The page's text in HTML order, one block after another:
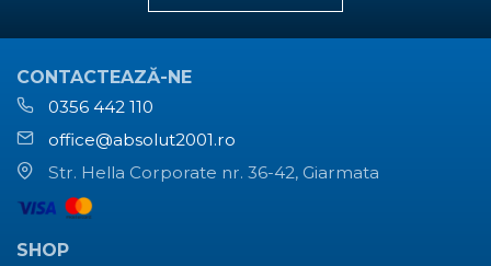
CONTACTEAZĂ-NE
0356 442 110
office@absolut2001.ro
Str. Hella Corporate nr. 36-42, Giarmata
SHOP